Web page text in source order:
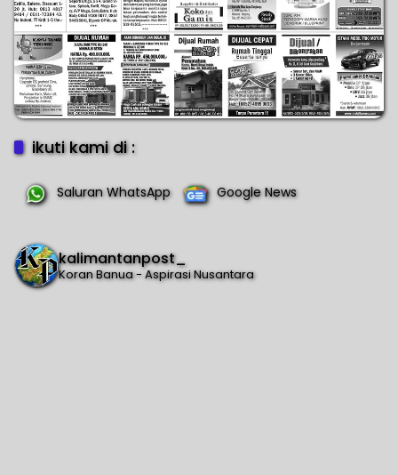
ikuti kami di :
Saluran WhatsApp Google News
kalimantanpost_
Koran Banua - Aspirasi Nusantara